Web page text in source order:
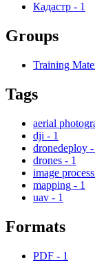
Кадастр - 1
Groups
Training
Tags
aerial
dji - 1
dronedeploy -
drones - 1
image
mapping - 1
uav - 1
Formats
PDF - 1